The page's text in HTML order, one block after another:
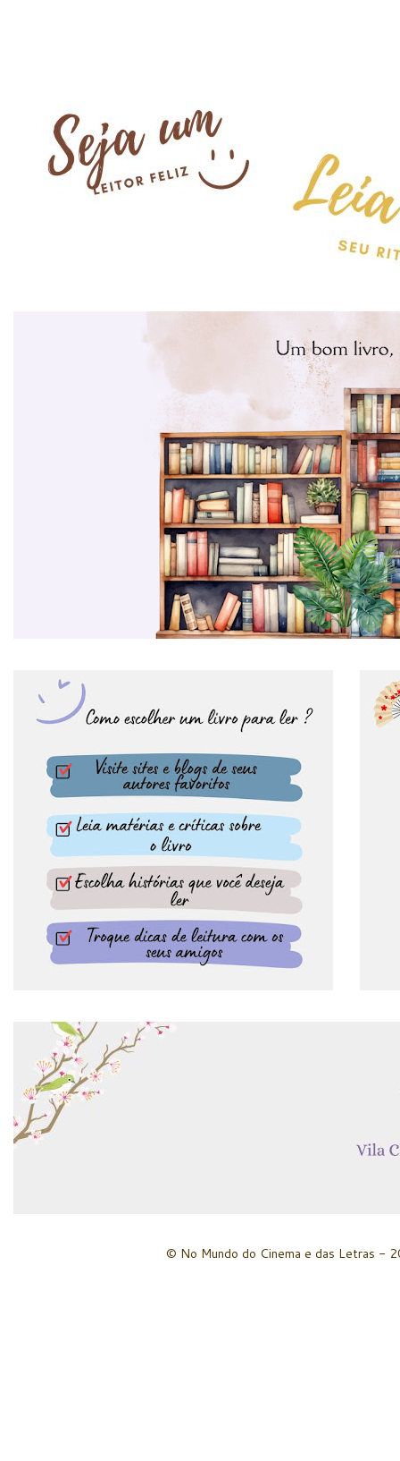
© No Mundo do Cinema e das Letras -